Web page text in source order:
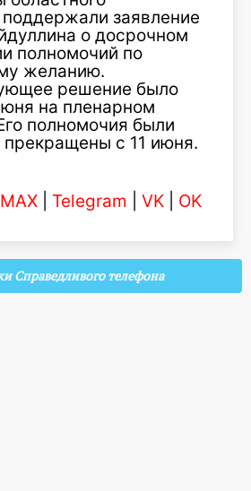
заявление
о досрочном
полномочий по
желанию.
решение было
на пленарном
полномочия были
с 11 июня.
MAX Telegram VK OK
Справедливого телефона